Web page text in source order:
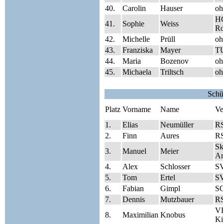
40.
Carolin Hauser
41.
Sophie Weiss
42.
Michelle Prüll
43.
Franziska Mayer
44.
Maria Bozenov
45.
Michaela Triltsch
Platz Vorname Name
1.
Elias Neumüller
2.
Finn Aures
3.
Manuel Meier
4.
Alex Schlosser
5.
Tom Ertel
6.
Fabian Gimpl
7.
Dennis Mutzbauer
8.
Maximilian Knobus